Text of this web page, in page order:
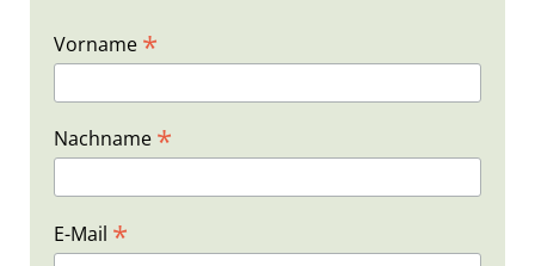
Vorname *
Nachname *
E-Mail *